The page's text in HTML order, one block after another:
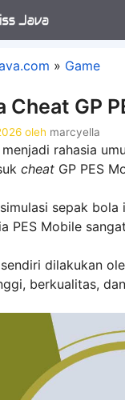
» Game
Cheat GP
oleh marcyella
menjadi rahasia
cheat GP PES
simulasi sepak
PES Mobile
sendiri dilakukan
berkualitas,